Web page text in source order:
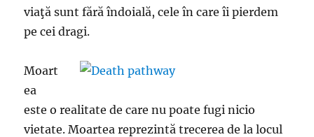
viaţă sunt fără îndoială, cele în care îi pierdem
pe cei dragi.
Moart
ea
este o realitate de care nu poate fugi nicio
vietate. Moartea reprezintă trecerea de la locul